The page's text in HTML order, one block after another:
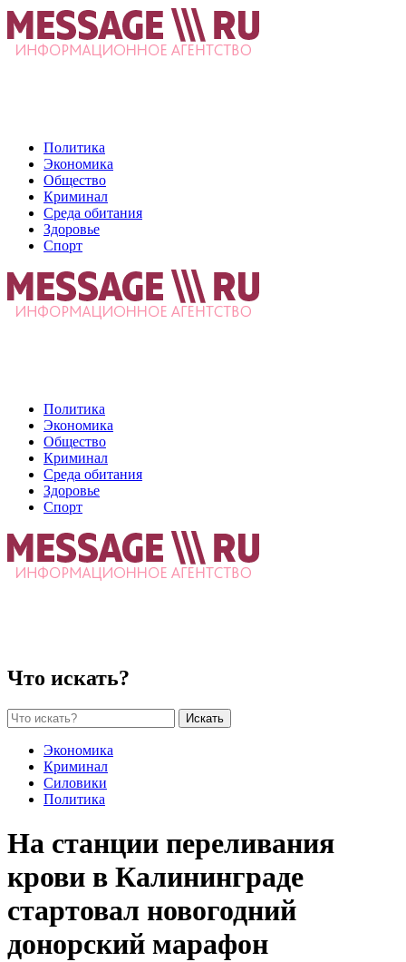
Политика
Экономика
Общество
Криминал
Среда обитания
Здоровье
Спорт
Политика
Экономика
Общество
Криминал
Среда обитания
Здоровье
Спорт
Что искать?
Искать
Экономика
Криминал
Силовики
Политика
На станции переливания
крови в Калининграде
стартовал новогодний
донорский марафон